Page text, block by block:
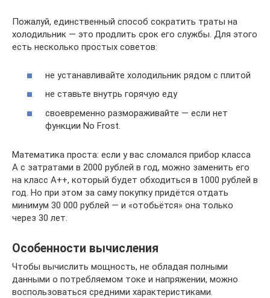
Пожалуй, единственный способ сократить траты на
холодильник — это продлить срок его службы. Для этого
есть несколько простых советов:
не устанавливайте холодильник рядом с плитой
не ставьте внутрь горячую еду
своевременно размораживайте — если нет
функции No Frost.
Математика проста: если у вас сломался прибор класса
А с затратами в 2000 рублей в год, можно заменить его
на класс А++, который будет обходиться в 1000 рублей в
год. Но при этом за саму покупку придётся отдать
минимум 30 000 рублей — и «отобьётся» она только
через 30 лет.
Особенности вычисления
Чтобы вычислить мощность, не обладая полными
данными о потребляемом токе и напряжении, можно
воспользоваться средними характеристиками.